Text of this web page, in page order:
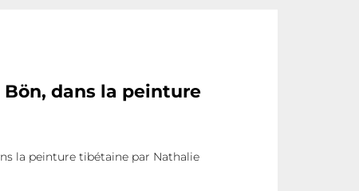
dans la peinture
la peinture tibétaine par Nathalie